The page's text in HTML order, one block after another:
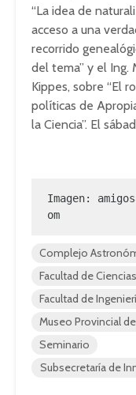
“La idea de
acceso a una
recorrido
del tema” y el Ing.
Kippes, sobre “El
políticas de
la Ciencia”. El
Imagen:
om
Complejo
Facultad de
Facultad de
Museo Provincial
Seminario
Subsecretaría de